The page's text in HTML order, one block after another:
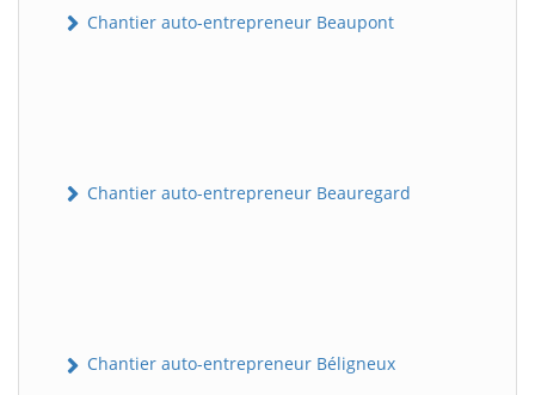
Chantier auto-entrepreneur Beaupont
Chantier auto-entrepreneur Beauregard
Chantier auto-entrepreneur Béligneux